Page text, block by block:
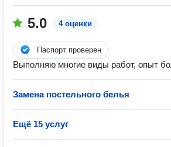
5.0 4 оценки
Паспорт проверен
Выполняю многие виды работ, опыт
Замена постельного белья
Ещё 15 услуг